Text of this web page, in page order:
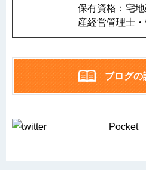
保有資格：宅
産経営管理士
ブログの
Pocket